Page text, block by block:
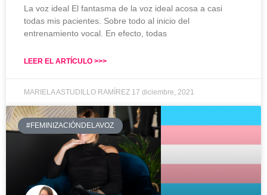
La voz ideal El fantasma de la voz ideal acosa a casi
todas mis pacientes. Sobre todo al inicio del
entrenamiento vocal. En efecto, todas
LEER EL ARTÍCULO >>>
MARIELA ASTUDILLO RAMÍREZ 17 diciembre, 2021
#FEMINIZACIÓNDELAVOZ